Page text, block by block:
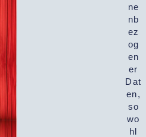
ne
nb
ez
og
en
er
Dat
en,
so
wo
hl